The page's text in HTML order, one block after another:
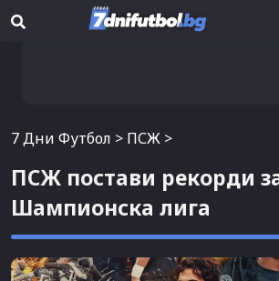
7 Дни Футбол > ПСЖ >
ПСЖ постави рекорди
Шампионска лига